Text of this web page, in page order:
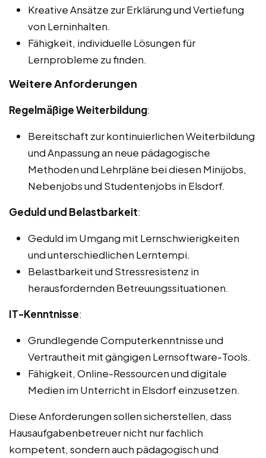
Kreative Ansätze zur Erklärung und Vertiefung
von Lerninhalten.
Fähigkeit, individuelle Lösungen für
Lernprobleme zu finden.
Weitere Anforderungen
Regelmäßige Weiterbildung:
Bereitschaft zur kontinuierlichen Weiterbildung
und Anpassung an neue pädagogische
Methoden und Lehrpläne bei diesen Minijobs,
Nebenjobs und Studentenjobs in Elsdorf.
Geduld und Belastbarkeit:
Geduld im Umgang mit Lernschwierigkeiten
und unterschiedlichen Lerntempi.
Belastbarkeit und Stressresistenz in
herausfordernden Betreuungssituationen.
IT-Kenntnisse:
Grundlegende Computerkenntnisse und
Vertrautheit mit gängigen Lernsoftware-Tools.
Fähigkeit, Online-Ressourcen und digitale
Medien im Unterricht in Elsdorf einzusetzen.
Diese Anforderungen sollen sicherstellen, dass
Hausaufgabenbetreuer nicht nur fachlich
kompetent, sondern auch pädagogisch und